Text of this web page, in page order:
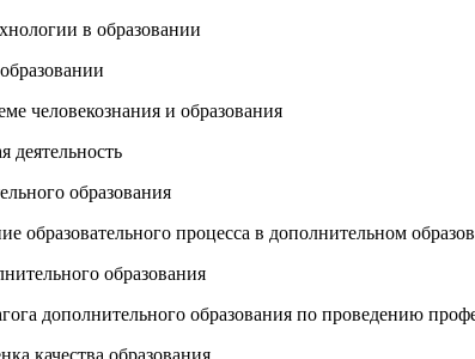
в образовании
человекознания и образования
деятельность
образования
образовательного процесса в дополнительном
образования
дополнительного образования по проведению
качества образования